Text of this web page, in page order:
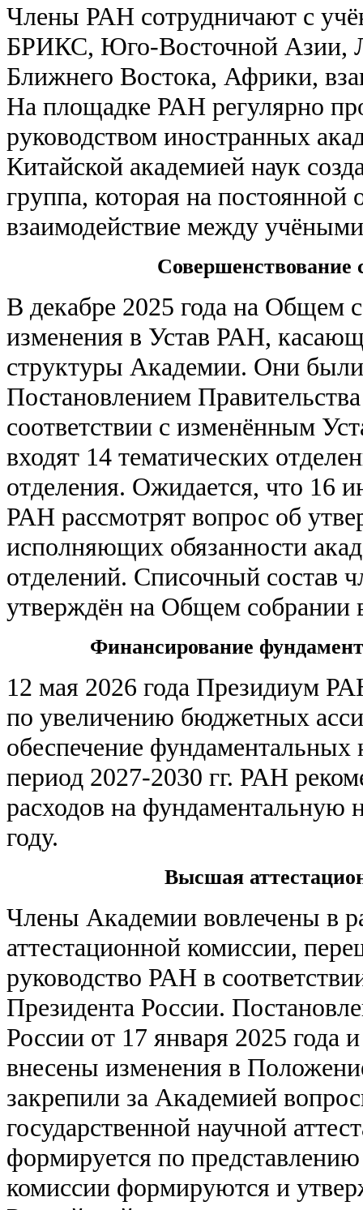
Члены РАН сотрудничают с
БРИКС, Юго-Восточной Азии,
Ближнего Востока, Африки,
На площадке РАН регулярно
руководством иностранных
Китайской академией наук
группа, которая на постоянной
взаимодействие между
В декабре 2025 года на Общем
изменения в Устав РАН,
структуры Академии. Они
Постановлением
соответствии с изменённым
входят 14 тематических
отделения. Ожидается, что 16
РАН рассмотрят вопрос об
исполняющих обязанности
отделений. Списочный состав
утверждён на Общем собрании
Финансирование
12 мая 2026 года Президиум
по увеличению бюджетных
обеспечение фундаментальных
период 2027-2030 гг. РАН
расходов на
году.
Высшая
Члены Академии вовлечены в
аттестационной комиссии,
руководство РАН в
Президента России.
России от 17 января 2025 года
внесены изменения в
закрепили за Академией
государственной научной
формируется по
комиссии формируются и